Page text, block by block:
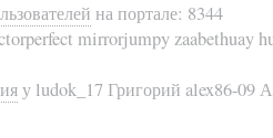
на портале: 8344
mirrorjumpy zaabethuay
у ludok_17 Григорий alex86-09